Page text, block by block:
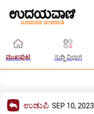
ಮುಖಪುಟ ಸುದ್ದಿ ವಿಭಾಗ
ಉಡುಪಿ SEP 10,